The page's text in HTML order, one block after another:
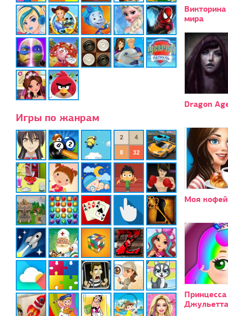
Игры по жанрам
мира
Dragon
Моя
Принцесса
Джульетта